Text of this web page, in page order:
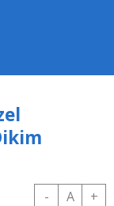
- A +